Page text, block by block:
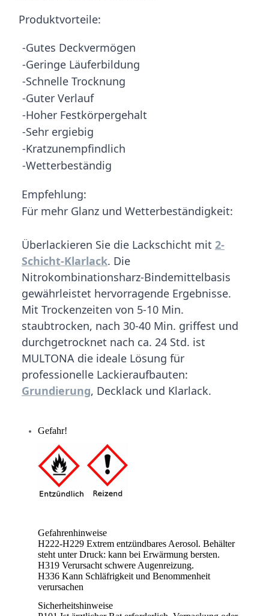
Produktvorteile:
-Gutes Deckvermögen
-Geringe Läuferbildung
-Schnelle Trocknung
-Guter Verlauf
-Hoher Festkörpergehalt
-Sehr ergiebig
-Kratzunempfindlich
-Wetterbeständig
Empfehlung:
Für mehr Glanz und Wetterbeständigkeit:
Überlackieren Sie die Lackschicht mit 2-
Schicht-Klarlack. Die
Nitrokombinationsharz-Bindemittelbasis
gewährleistet hervorragende Ergebnisse.
Mit Trockenzeiten von 5-10 Min.
staubtrocken, nach 30-40 Min. griffest und
durchgetrocknet nach ca. 24 Std. ist
MULTONA die ideale Lösung für
professionelle Lackieraufbauten:
Grundierung, Decklack und Klarlack.
Gefahr!
Gefahrenhinweise
H222-H229 Extrem entzündbares Aerosol. Behälter
steht unter Druck: kann bei Erwärmung bersten.
H319 Verursacht schwere Augenreizung.
H336 Kann Schläfrigkeit und Benommenheit
verursachen
Sicherheitshinweise